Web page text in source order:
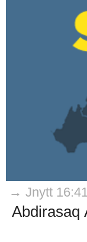
→ Jnytt 16:41
Abdirasaq